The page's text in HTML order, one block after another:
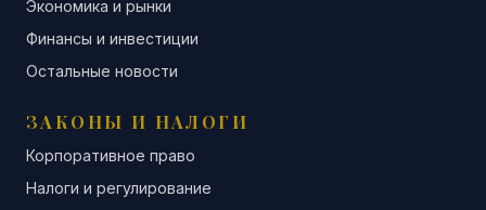
Экономика и рынки
Финансы и инвестиции
Остальные новости
ЗАКОНЫ И НАЛОГИ
Корпоративное право
Налоги и регулирование